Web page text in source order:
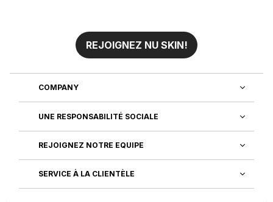
REJOIGNEZ NU SKIN!
COMPANY
UNE RESPONSABILITÉ SOCIALE
REJOIGNEZ NOTRE EQUIPE
SERVICE À LA CLIENTÈLE